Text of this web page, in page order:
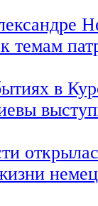
темам
в